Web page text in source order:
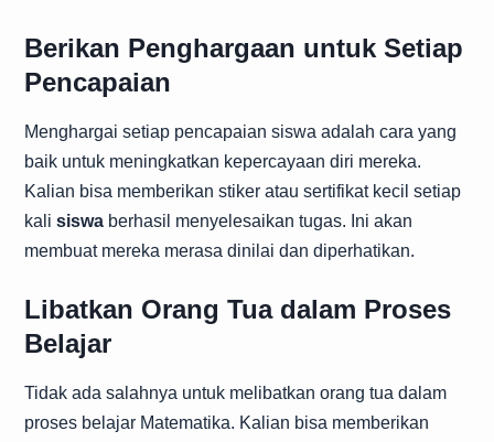
Berikan Penghargaan untuk Setiap
Pencapaian
Menghargai setiap pencapaian siswa adalah cara yang
baik untuk meningkatkan kepercayaan diri mereka.
Kalian bisa memberikan stiker atau sertifikat kecil setiap
kali siswa berhasil menyelesaikan tugas. Ini akan
membuat mereka merasa dinilai dan diperhatikan.
Libatkan Orang Tua dalam Proses
Belajar
Tidak ada salahnya untuk melibatkan orang tua dalam
proses belajar Matematika. Kalian bisa memberikan